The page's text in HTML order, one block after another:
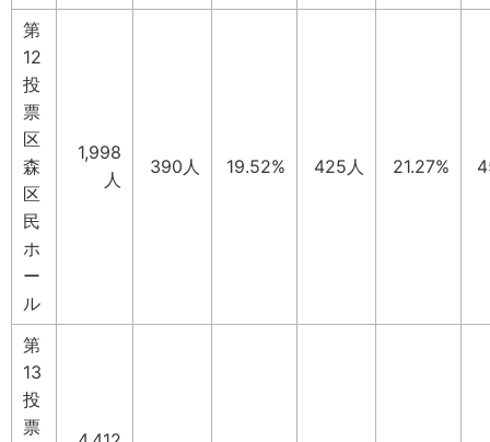
第
12
投
票
区
森
区
民
ホ
ー
ル
1,998
人
390人 19.52% 425人 21.27%
第
13
投
票